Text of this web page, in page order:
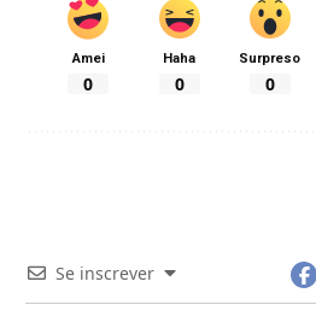
Amei
0
Haha
0
Surpreso
0
Se inscrever